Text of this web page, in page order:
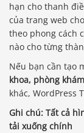
hạn cho thanh
của trang web
theo phong cách
nào cho từng
Nếu bạn cần tạo
khoa, phòng
khác, WordPress
Ghi chú: Tất cả
tải xuống chính